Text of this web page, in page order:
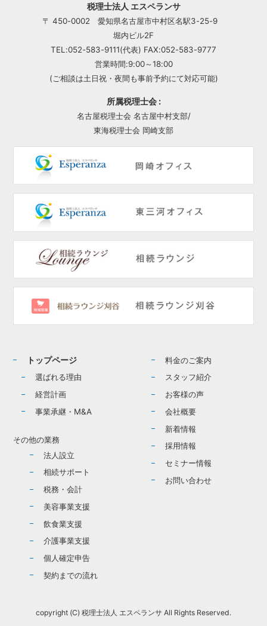
税理士法人 エスペランサ
〒 450-0002 愛知県名古屋市中村区名駅3-25-9
堀内ビル2F
TEL:052-583-9111(代表) FAX:052-583-9777
営業時間:9:00～18:00
(ご相談は土日祝・夜間も事前予約にて対応可能)
所属税理士会 :
名古屋税理士会 名古屋中村支部/
東海税理士会 岡崎支部
トップページ
選ばれる理由
経営計画
事業承継・M&A
その他の業務
法人設立
相続サポート
税務・会計
美容事業支援
飲食業支援
介護事業支援
個人確定申告
契約までの流れ
料金のご案内
スタッフ紹介
お客様の声
会社概要
新着情報
採用情報
セミナー情報
お問い合わせ
copyright (C) 税理士法人 エスペランサ All Rights Reserved.